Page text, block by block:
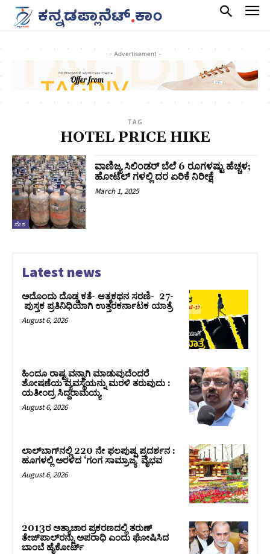
- Advertisement -
TAG
HOTEL PRICE HIKE
ದೇಶ
ವಾಣಿಜ್ಯ ಸಿಲಿಂಡರ್​ ಬೆಲೆ 6 ರೂಗಳಷ್ಟು ಹೆಚ್ಚಳ;
ಹೋಟೆಲ್‌ ಗಳಲ್ಲಿ ದರ ಏರಿಕೆ ನಿರೀಕ್ಷೆ
March 1, 2025
Latest news
ಅದೊಂದು ದೊಡ್ಡ ಕತೆ- ಆತ್ಮಕಥನ ಸರಣಿ- 27-
ಪುಸ್ತಕ ಪ್ರತಿನಿಧಿಯಾಗಿ ಉತ್ತರಕರ್ನಾಟಕ ಯಾತ್ರೆ
August 6, 2026
ಹಿಂದೂ ರಾಷ್ಟ್ರವನ್ನಾಗಿ ಮಾಡುವುದೆಂದರೆ
ಶೋಷಣೆಯ ವ್ಯವಸ್ಥೆಯನ್ನು ಮರಳಿ ತರುವುದು :
ಯತೀಂದ್ರ ಸಿದ್ದರಾಮಯ್ಯ
August 6, 2026
ಲಾಲ್‍ಬಾಗ್‍ನಲ್ಲಿ 220 ನೇ ಫಲಪುಷ್ಪ ಪ್ರದರ್ಶನ :
ಹೂಗಳಲ್ಲಿ ಅರಳಿದ ‘ಗಂಗ ಸಾಮ್ರಾಜ್ಯ’ ವೈಭವ
August 6, 2026
2013ರ ಅತ್ಯಾಚಾರ ಪ್ರಕರಣದಲ್ಲಿ ತರುಣ್
ತೇಜ್‌ಪಾಲ್‌ರನ್ನು ಅಪರಾಧಿ ಎಂದು ಘೋಷಿಸಿದ
ಬಾಂಬೆ ಹೈಕೋರ್ಟ್